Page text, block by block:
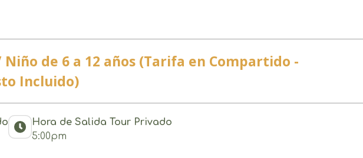
Niño de 6 a 12 años (Tarifa en Compartido -
Incluido)
Hora de Salida Tour Privado
5:00pm